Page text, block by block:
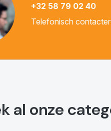
+32 58 79 02 40
Telefonisch
al onze